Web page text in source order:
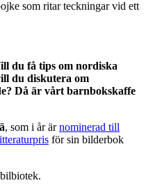
du få tips om nordiska
du diskutera om
Då är vårt barnbokskaffe
, som i år ärnominerad till
för sin bilderbok